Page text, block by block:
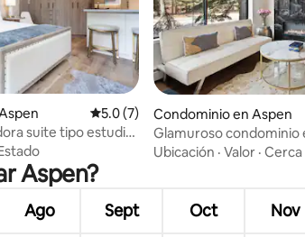
98 evaluacionesCalificación promedio: 5.0 de 5; 7
5.0 (7)
suite tipo estudio
Condominio en Aspen
Glamuroso condominio
Aspen
Ubicación · Valor · Cerca
Aspen?
Ago Sept Oct Nov